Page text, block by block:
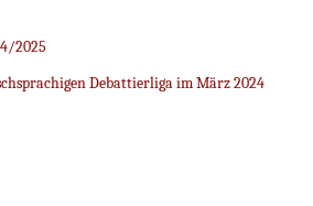
2025
Debattierliga im März 2024